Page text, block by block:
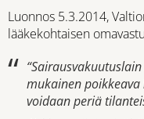
Luonnos 5.3.2014,
lääkekohtaisen
mukainen
voidaan periä